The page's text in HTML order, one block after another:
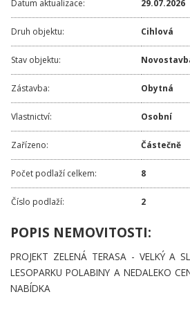
Datum aktualizace: 29.07.2026
Druh objektu: Cihlová
Stav objektu:
Zástavba: Obytná
Vlastnictví: Osobní
Zařízeno: Částečně
Počet podlaží celkem: 8
Číslo podlaží: 2
POPIS NEMOVITOSTI:
PROJEKT ZELENÁ TERASA - VELKÝ A
LESOPARKU POLABINY A NEDALEKO
NABÍDKA